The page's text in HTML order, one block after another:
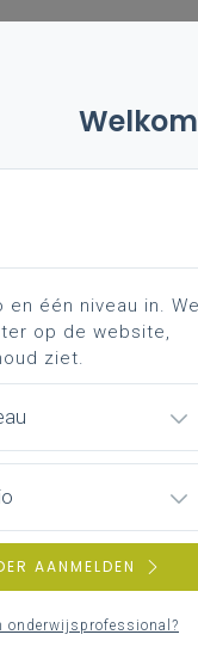
krachtlijnen
te bieden.
één niveau in. We
op de website,
ziet.
AANMELDEN
onderwijsprofessional?